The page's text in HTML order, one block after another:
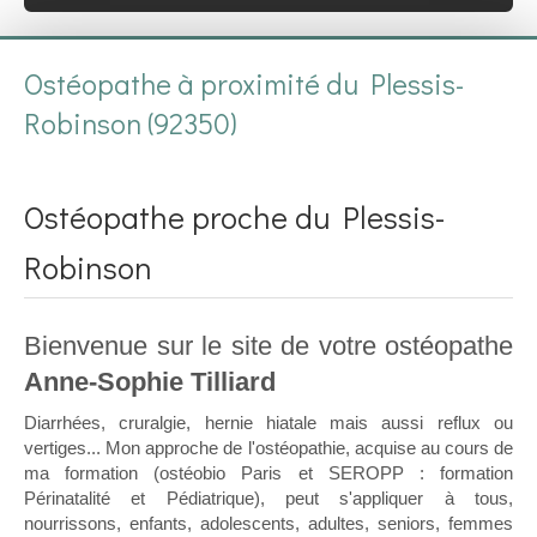
Ostéopathe à proximité du Plessis-
Robinson (92350)
Ostéopathe proche du Plessis-
Robinson
Bienvenue sur le site de votre ostéopathe
Anne-Sophie Tilliard
Diarrhées, cruralgie, hernie hiatale mais aussi reflux ou
vertiges... Mon approche de l'ostéopathie, acquise au cours de
ma formation (ostéobio Paris et SEROPP : formation
Périnatalité et Pédiatrique), peut s'appliquer à tous,
nourrissons, enfants, adolescents, adultes, seniors, femmes